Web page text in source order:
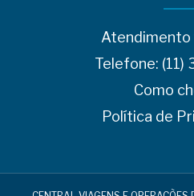
Atendimento
Telefone: (11)
Como
Política de